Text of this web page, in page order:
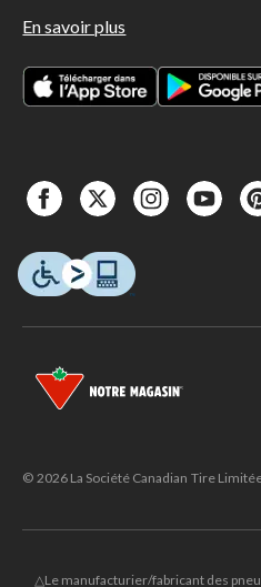
En savoir plus
© 2026 La Société Canadian Tire
△Le manufacturier/fabricant des